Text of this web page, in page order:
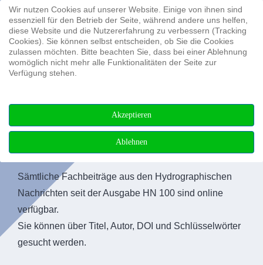
Suchen ...
Fachbeiträge
Sämtliche Fachbeiträge aus den Hydrographischen
Nachrichten seit der Ausgabe HN 100 sind online
verfügbar.
Sie können über Titel, Autor, DOI und Schlüsselwörter
gesucht werden.
Wir nutzen Cookies auf unserer Website. Einige von ihnen sind
essenziell für den Betrieb der Seite, während andere uns helfen,
diese Website und die Nutzererfahrung zu verbessern (Tracking
Cookies). Sie können selbst entscheiden, ob Sie die Cookies
zulassen möchten. Bitte beachten Sie, dass bei einer Ablehnung
womöglich nicht mehr alle Funktionalitäten der Seite zur
Verfügung stehen.
Akzeptieren
Ablehnen